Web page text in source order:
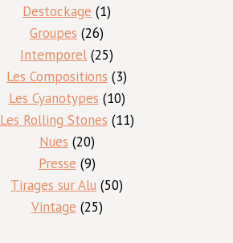
produits
Destockage 11
Groupes 2626
produits
Intemporel 2525
produits
Les Compositions 33
produits
Les Cyanotypes 1010
produits
Les Rolling Stones 1111
Nues 2020
produits
Presse 99
produits
Tirages sur Alu 5050
Vintage 2525